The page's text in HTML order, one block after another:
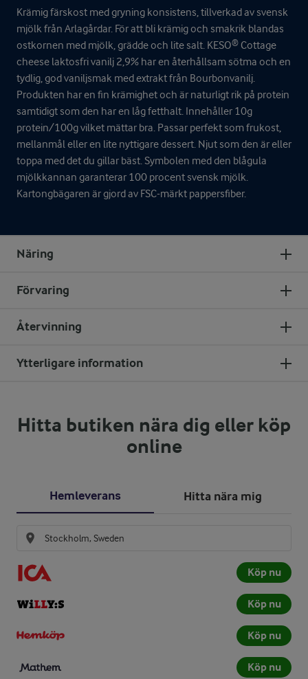
Krämig färskost med gryning konsistens, tillverkad av svensk
mjölk från Arlagårdar. För att bli krämig och smakrik blandas
ostkornen med mjölk, grädde och lite salt. KESO® Cottage
cheese laktosfri vanilj 2,9% har en återhållsam sötma och en
tydlig, god vaniljsmak med extrakt från Bourbonvanilj.
Produkten har en fin krämighet och är naturligt rik på protein
samtidigt som den har en låg fetthalt. Innehåller 10g
protein/100g vilket mättar bra. Passar perfekt som frukost,
mellanmål eller en lite nyttigare dessert. Njut som den är eller
toppa med det du gillar bäst. Symbolen med den blågula
mjölkkannan garanterar 100 procent svensk mjölk.
Kartongbägaren är gjord av FSC-märkt pappersfiber.
Näring
Förvaring
Återvinning
Ytterligare information
Hitta butiken nära dig eller köp
online
Hemleverans Hitta nära mig
Köp nu
Köp nu
Köp nu
Köp nu